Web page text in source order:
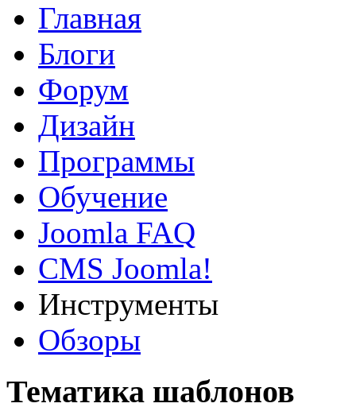
Главная
Блоги
Форум
Дизайн
Программы
Обучение
Joomla FAQ
CMS Joomla!
Инструменты
Обзоры
Тематика шаблонов